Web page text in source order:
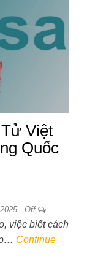
Việt
Quốc
Off
việc biết cách
Continue